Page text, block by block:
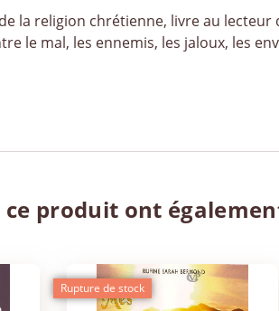
la religion chrétienne, livre au lecteur
le mal, les ennemis, les jaloux, les
produit ont
Rupture de stock